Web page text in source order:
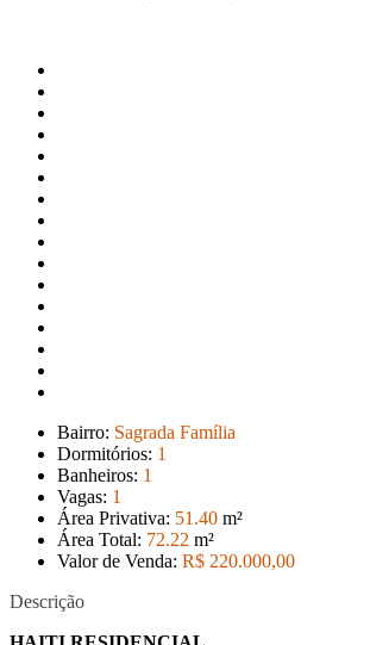
Bairro: Sagrada Família
Dormitórios: 1
Banheiros: 1
Vagas: 1
Área Privativa: 51 .40 m²
Área Total: 72.22 m²
Valor de Venda: R$ 220.000,00
Descrição